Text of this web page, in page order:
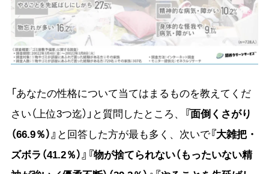
「あなたの性格について当てはまるものを教えてくだ
さい（上位3つ迄）」と質問したところ、
『面倒くさがり
（66.9％）』 と回答した方が最も多く、次いで『大雑把・
ズボラ（41.2％）』『物が捨てられない（もったいない精